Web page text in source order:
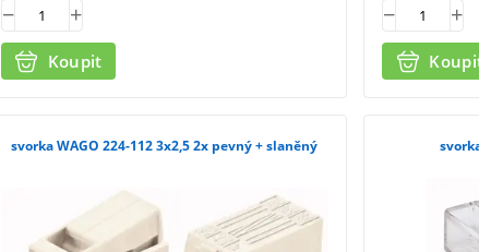
Koupit
svorka WAGO 224-112 3x2,5 2x pevný + slaněný